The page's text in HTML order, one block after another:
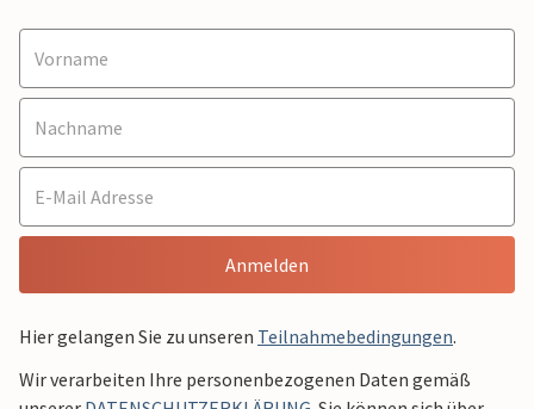
Anmelden
Hier gelangen Sie zu unseren Teilnahmebedingungen.
Wir verarbeiten Ihre personenbezogenen Daten gemäß